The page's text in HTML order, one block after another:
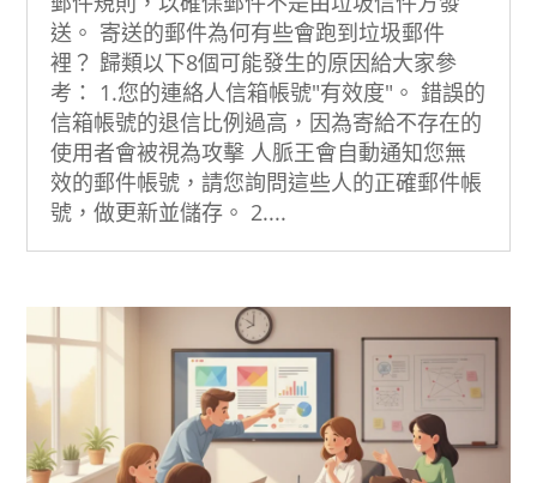
送。 寄送的郵件為何有些會跑到垃圾郵件
裡？ 歸類以下8個可能發生的原因給大家參
考： 1.您的連絡人信箱帳號"有效度"。 錯誤的
信箱帳號的退信比例過高，因為寄給不存在的
使用者會被視為攻擊 人脈王會自動通知您無
效的郵件帳號，請您詢問這些人的正確郵件帳
號，做更新並儲存。 2....